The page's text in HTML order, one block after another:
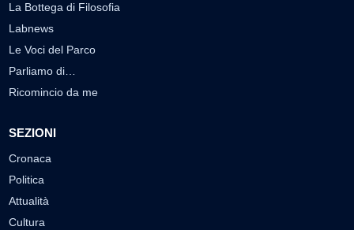
La Bottega di Filosofia
Labnews
Le Voci del Parco
Parliamo di…
Ricomincio da me
SEZIONI
Cronaca
Politica
Attualità
Cultura